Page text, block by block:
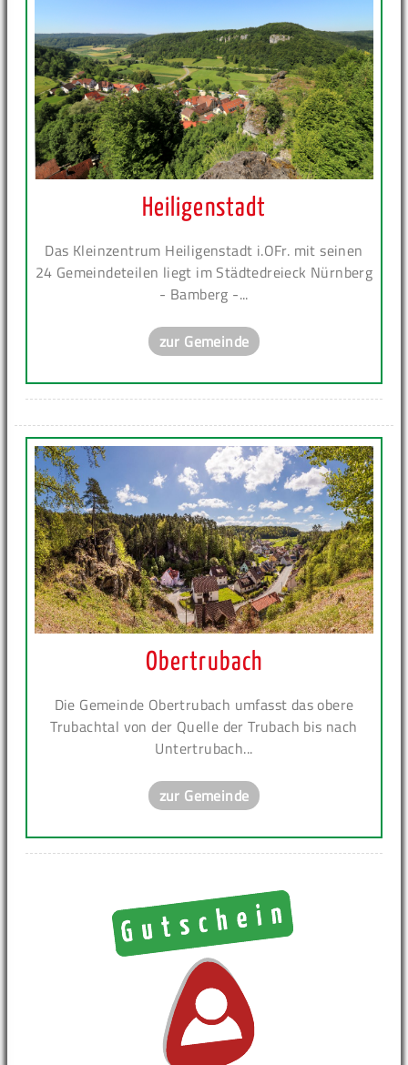
Heiligenstadt
Das Kleinzentrum Heiligenstadt i.OFr. mit seinen
24 Gemeindeteilen liegt im Städtedreieck Nürnberg
- Bamberg -...
zur Gemeinde
Obertrubach
Die Gemeinde Obertrubach umfasst das obere
Trubachtal von der Quelle der Trubach bis nach
Untertrubach...
zur Gemeinde